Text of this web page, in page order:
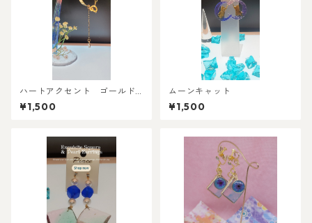
ハートアクセント ゴールド
ブレスレット
¥1,500
ムーンキャット
¥1,500